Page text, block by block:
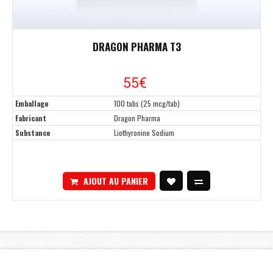
DRAGON PHARMA T3
55€
Emballage
100 tabs (25 mcg/tab)
Fabricant
Dragon Pharma
Substance
Liothyronine Sodium
AJOUT AU PANIER